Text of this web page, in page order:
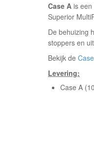
Case A is
Superior
De behuizing
stoppers en
Bekijk de
Levering:
Case A